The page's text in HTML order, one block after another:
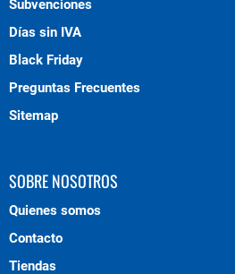
Subvenciones
Días sin IVA
Black Friday
Preguntas Frecuentes
Sitemap
SOBRE NOSOTROS
Quienes somos
Contacto
Tiendas